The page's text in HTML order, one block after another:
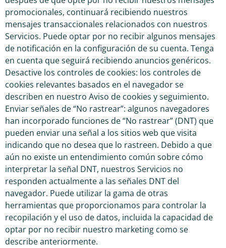
promocionales, continuará recibiendo nuestros
mensajes transaccionales relacionados con nuestros
Servicios. Puede optar por no recibir algunos mensajes
de notificación en la configuración de su cuenta. Tenga
en cuenta que seguirá recibiendo anuncios genéricos.
Desactive los controles de cookies: los controles de
cookies relevantes basados en el navegador se
describen en nuestro Aviso de cookies y seguimiento.
Enviar señales de “No rastrear”: algunos navegadores
han incorporado funciones de “No rastrear” (DNT) que
pueden enviar una señal a los sitios web que visita
indicando que no desea que lo rastreen. Debido a que
aún no existe un entendimiento común sobre cómo
interpretar la señal DNT, nuestros Servicios no
responden actualmente a las señales DNT del
navegador. Puede utilizar la gama de otras
herramientas que proporcionamos para controlar la
recopilación y el uso de datos, incluida la capacidad de
optar por no recibir nuestro marketing como se
describe anteriormente.